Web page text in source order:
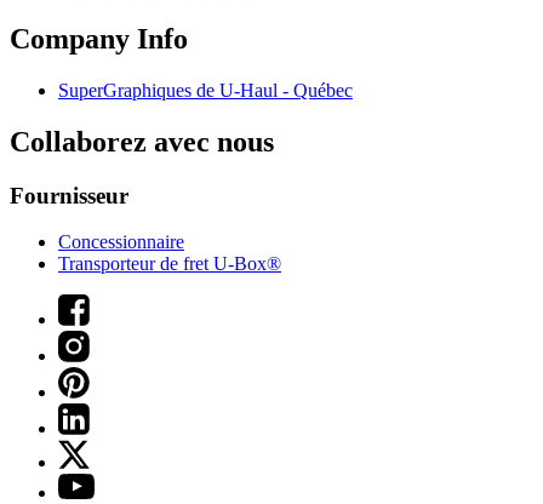
Company Info
SuperGraphiques de U-Haul - Québec
Collaborez avec nous
Fournisseur
Concessionnaire
Transporteur de fret U-Box®